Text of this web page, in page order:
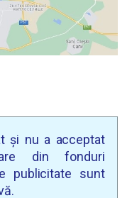
și nu a acceptat
din fonduri
publicitate sunt